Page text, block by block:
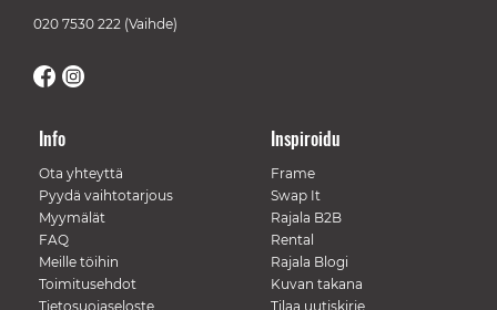
020 7530 222 (Vaihde)
Info
Ota yhteyttä
Pyydä vaihtotarjous
Myymälät
FAQ
Meille töihin
Toimitusehdot
Tietosuojaseloste
Inspiroidu
Frame
Swap It
Rajala B2B
Rental
Rajala Blogi
Kuvan takana
Tilaa uutiskirje